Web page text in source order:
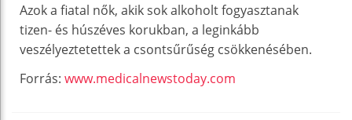
Azok a fiatal nők, akik sok alkoholt fogyasztanak
tizen- és húszéves korukban, a leginkább
veszélyeztetettek a csontsűrűség csökkenésében.
Forrás: www.medicalnewstoday.com